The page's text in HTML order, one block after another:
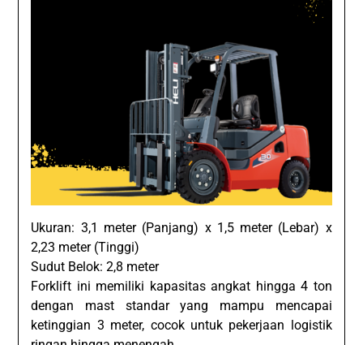
Ukuran: 3,1 meter (Panjang) x 1,5 meter (Lebar) x
2,23 meter (Tinggi)
Sudut Belok: 2,8 meter
Forklift ini memiliki kapasitas angkat hingga 4 ton
dengan mast standar yang mampu mencapai
ketinggian 3 meter, cocok untuk pekerjaan logistik